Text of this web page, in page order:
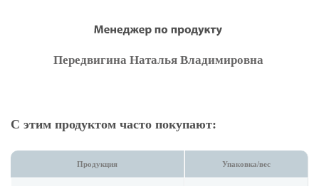
Передвигина Наталья Владимировна
С этим продуктом часто покупают:
Продукция Упаковка/вес